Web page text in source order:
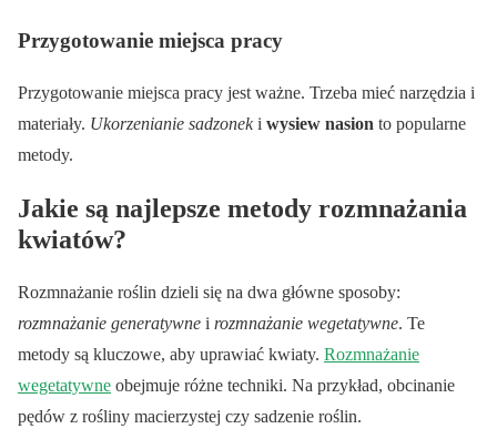
Przygotowanie miejsca pracy
Przygotowanie miejsca pracy jest ważne. Trzeba mieć narzędzia i
materiały. Ukorzenianie sadzoneki wysiew nasion to popularne
metody.
Jakie są najlepsze metody rozmnażania
kwiatów?
Rozmnażanie roślin dzieli się na dwa główne sposoby:
rozmnażanie generatywne i rozmnażanie wegetatywne. Te
metody są kluczowe, aby uprawiać kwiaty. Rozmnażanie
wegetatywne obejmuje różne techniki. Na przykład, obcinanie
pędów z rośliny macierzystej czy sadzenie roślin.